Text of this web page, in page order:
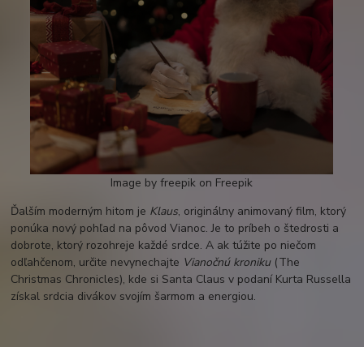
Image by freepik on Freepik
Ďalším moderným hitom je Klaus, originálny animovaný film, ktorý
ponúka nový pohľad na pôvod Vianoc. Je to príbeh o štedrosti a
dobrote, ktorý rozohreje každé srdce. A ak túžite po niečom
odľahčenom, určite nevynechajte Vianočnú kroniku(The
Christmas Chronicles), kde si Santa Claus v podaní Kurta Russella
získal srdcia divákov svojím šarmom a energiou.